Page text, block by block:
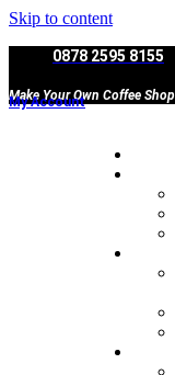
Skip to content
0878 2595 8155
Make Your Own Coffee Shop
My Account